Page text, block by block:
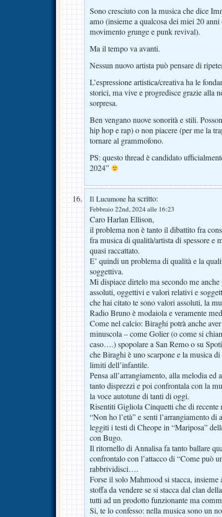
Sono cresciuto con la musica che dice
amo (insieme a qualcosa dei miei 20
movimento grunge e punk revival).
Ma il tempo va avanti.
Nessun nuovo artista può pensare di
L’espressione artistica/creativa ha le
storici, ma vive e progredisce grazie alla
sorpresa.
Ben vengano nuove sonorità e stili.
hip hop e rap) o non piacere (per me la
tornare al grammofono.
PS: questo thread è candidato
2024”
Il Lucumone ha scritto:
Febbraio 22nd, 2024 alle 16:23
Caro Harlan Ellison,
il problema non è tanto il dibattito fra
fra musica di qualità/artista di spessore e
quasi raccattato.
E’ quindi un problema di qualità e la
soggettiva.
Mi dispiace dirtelo ma secondo me
assoluti, oggettivi e valori relativi e
che hai citato te sono valori assoluti, la
Radio Bruno è modaiola e veramente
Come nel calcio: Biraghi potrà anche
minuscola – come Golier (o come si
caso….) spopolare a San Remo o su
che Biraghi è uno scarpone e la musica
limiti dell’infantile.
Pensa all’arrangiamento, alla melodia
tanto disprezzi e poi confrontala con la
la voce autotune di tanti di oggi.
Risentiti Gigliola Cinquetti che di recente
“Non ho l’età” e senti l’arrangiamento di
leggiti i testi di Cheope in “Mariposa”
con Bugo.
Il ritornello di Annalisa fa tanto ballare
confrontalo con l’attacco di “Come può
rabbrividisci….
Forse il solo Mahmood si stacca,
stoffa da vendere se si stacca dal clan
tutti ad un prodotto funzionante ma
Si, te lo confesso: nella musica sono un